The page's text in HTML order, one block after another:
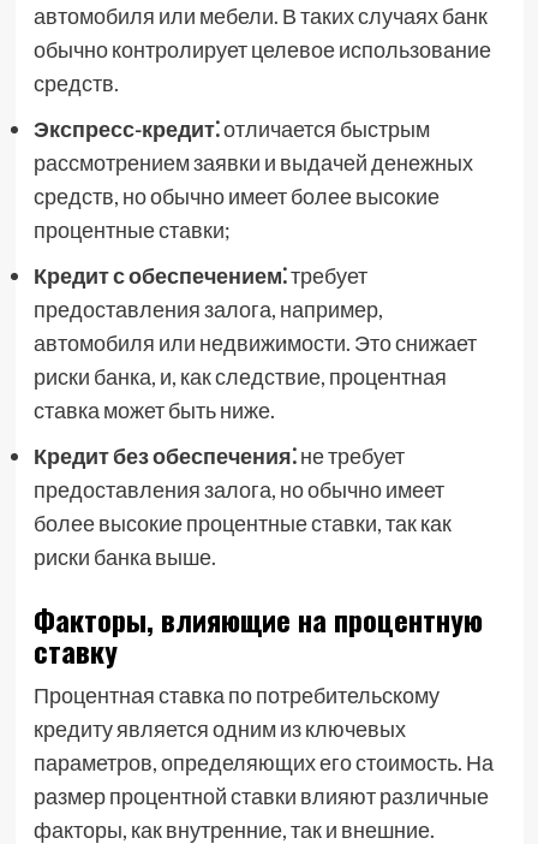
автомобиля или мебели. В таких случаях банк
обычно контролирует целевое использование
средств.
Экспресс-кредит⁚отличается быстрым
рассмотрением заявки и выдачей денежных
средств, но обычно имеет более высокие
процентные ставки;
Кредит с обеспечением⁚требует
предоставления залога, например,
автомобиля или недвижимости. Это снижает
риски банка, и, как следствие, процентная
ставка может быть ниже.
Кредит без обеспечения⁚не требует
предоставления залога, но обычно имеет
более высокие процентные ставки, так как
риски банка выше.
Факторы, влияющие на процентную
ставку
Процентная ставка по потребительскому
кредиту является одним из ключевых
параметров, определяющих его стоимость. На
размер процентной ставки влияют различные
факторы, как внутренние, так и внешние.